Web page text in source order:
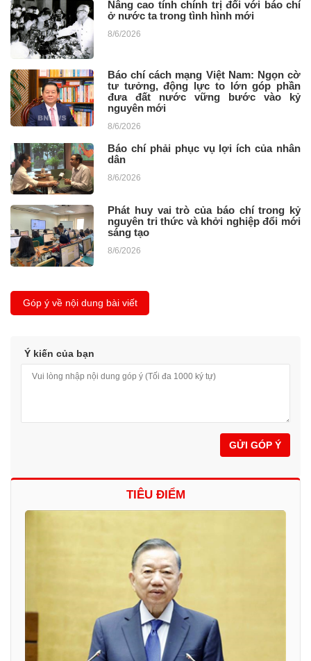
Nâng cao tính chính trị đối với báo chí
ở nước ta trong tình hình mới
8/6/2026
Báo chí cách mạng Việt Nam: Ngọn cờ
tư tưởng, động lực to lớn góp phần
đưa đất nước vững bước vào kỷ
nguyên mới
8/6/2026
Báo chí phải phục vụ lợi ích của nhân
dân
8/6/2026
Phát huy vai trò của báo chí trong kỷ
nguyên tri thức và khởi nghiệp đổi mới
sáng tạo
8/6/2026
Góp ý về nội dung bài viết
Ý kiến của bạn
GỬI GÓP Ý
TIÊU ĐIỂM